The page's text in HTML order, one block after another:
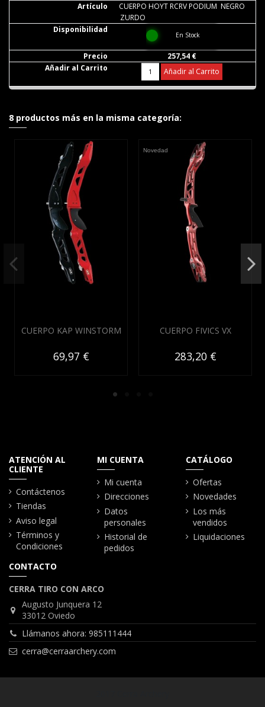
CUERPO HOYT RCRV PODIUM NEGRO
ZURDO
En Stock
257,54 €
Añadir al Carrito
8 productos más en la misma categoría:
CUERPO KAP WINSTORM
69,97 €
Novedad
CUERPO FIVICS VX
283,20 €
ATENCIÓN AL
CLIENTE
Contáctenos
Tiendas
Aviso legal
Términos y
Condiciones
MI CUENTA
Mi cuenta
Direcciones
Datos
personales
Historial de
pedidos
CATÁLOGO
Ofertas
Novedades
Los más
vendidos
Liquidaciones
CONTACTO
CERRA TIRO CON ARCO
Augusto Junquera 12
33012 Oviedo
Llámanos ahora: 985111444
cerra@cerraarchery.com